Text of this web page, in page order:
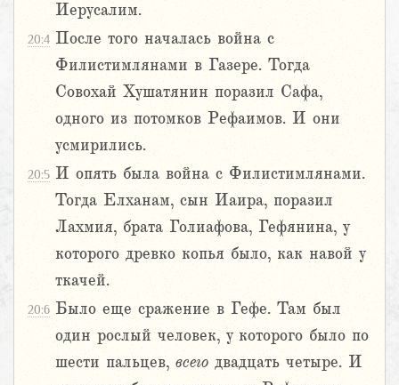
Иерусалим.
20:4 После того началась война с
Филистимлянами в Газере. Тогда
Совохай Хушатянин поразил Сафа,
одного из потомков Рефаимов. И они
усмирились.
20:5 И опять была война с Филистимлянами.
Тогда Елханам, сын Иаира, поразил
Лахмия, брата Голиафова, Гефянина, у
которого древко копья было, как навой у
ткачей.
20:6 Было еще сражение в Гефе. Там был
один рослый человек, у которого было по
шести пальцев, всего двадцать четыре. И